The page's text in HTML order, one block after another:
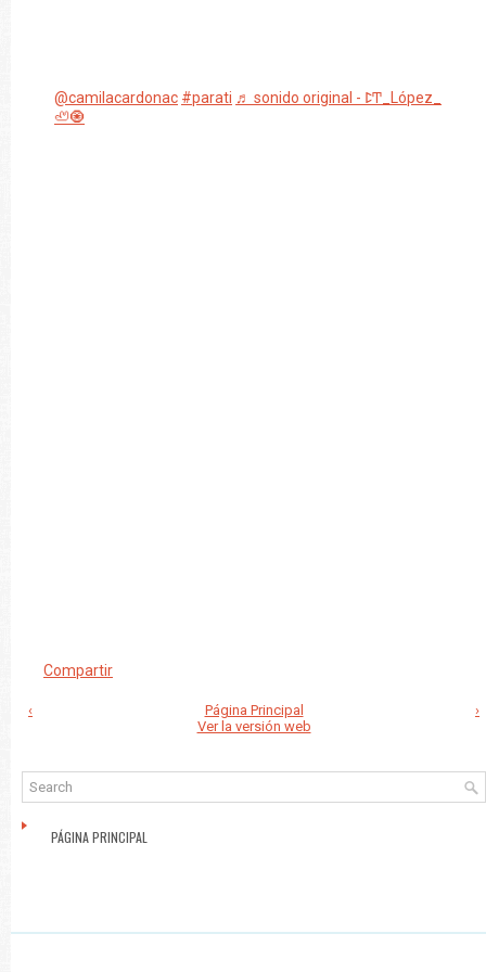
@camilacardonac #parati ♬ sonido original - ꛕͲ_López_
🦥🧿
Compartir
‹ ›
Página Principal
Ver la versión web
PÁGINA PRINCIPAL